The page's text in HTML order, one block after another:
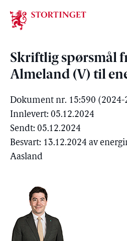
Stortinget.no
Skriftlig spørsmål
Almeland (V) til
Dokument nr. 15:590 (2024-
Innlevert: 05.12.2024
Sendt: 05.12.2024
Besvart: 13.12.2024 av
Aasland